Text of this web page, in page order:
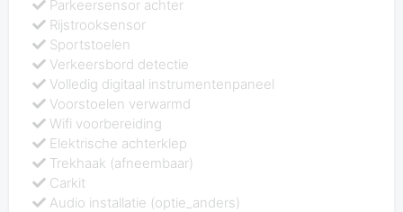
Parkeersensor achter
Rijstrooksensor
Sportstoelen
Verkeersbord detectie
Volledig digitaal instrumentenpaneel
Voorstoelen verwarmd
Wifi voorbereiding
Elektrische achterklep
Trekhaak (afneembaar)
Carkit
Audio installatie (optie_anders)